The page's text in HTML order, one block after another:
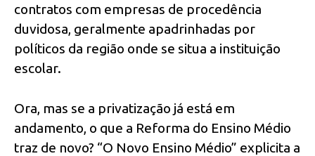
contratos com empresas de procedência
duvidosa, geralmente apadrinhadas por
políticos da região onde se situa a instituição
escolar.
Ora, mas se a privatização já está em
andamento, o que a Reforma do Ensino Médio
traz de novo? “O Novo Ensino Médio” explicita a